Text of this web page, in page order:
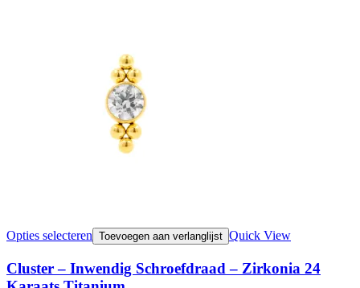
Opties selecteren Toevoegen aan verlanglijst Quick View
Cluster – Inwendig Schroefdraad – Zirkonia 24